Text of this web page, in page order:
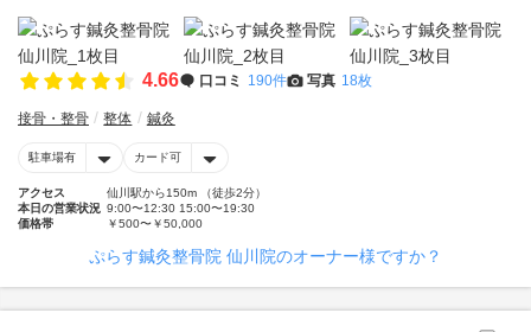
4.66 口コミ 190件 写真 18枚
接骨・整骨 整体 鍼灸
駐車場有 カード可
アクセス
仙川駅から150m （徒歩2分）
本日の営業状況 9:00〜12:30 15:00〜19:30
価格帯
￥500〜￥50,000
ぷらす鍼灸整骨院 仙川院のオーナー様ですか？